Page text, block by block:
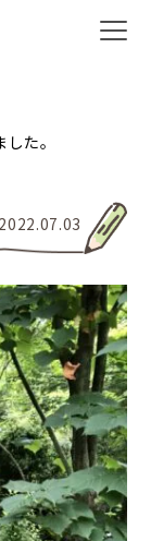
た。
2022.07.03